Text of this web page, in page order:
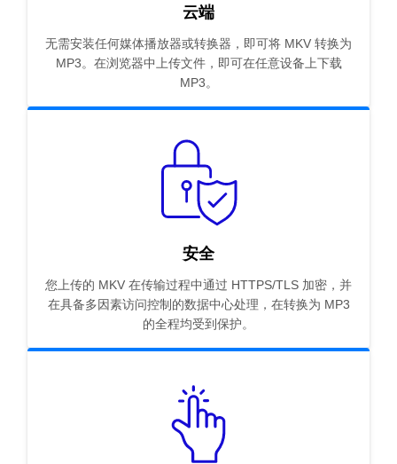
云端
无需安装任何媒体播放器或转换器，即可将 MKV 转换为
MP3。在浏览器中上传文件，即可在任意设备上下载
MP3。
安全
您上传的 MKV 在传输过程中通过 HTTPS/TLS 加密，并
在具备多因素访问控制的数据中心处理，在转换为 MP3
的全程均受到保护。